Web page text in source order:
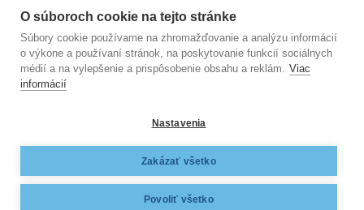
Kontakty
Prihlásenie do noviniek
E-mail
KLEMENS, s.r.o., Nižnianska 6572/2, 080 06 Ľubotice, e-
klemens@klemens.sk, mobil: +42 (1) 917 350 013
MARLOW DESIGN
O súboroch cookie na tejto stránke
Súbory cookie používame na zhromažďovanie a analýzu informácií
o výkone a používaní stránok, na poskytovanie funkcií sociálnych
médií a na vylepšenie a prispôsobenie obsahu a reklám. Viac
informácií
Nastavenia
Zakázať všetko
Povoliť všetko